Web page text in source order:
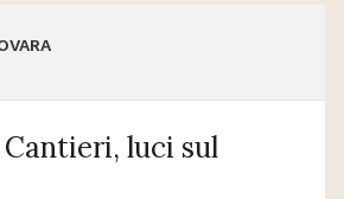
luci sul